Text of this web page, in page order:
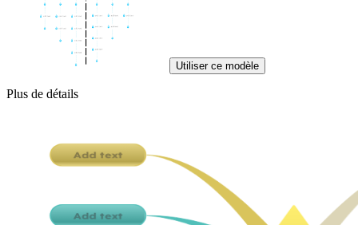
Utiliser ce modèle
Plus de détails